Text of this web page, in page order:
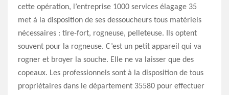
cette opération, l’entreprise 1000 services élagage 35
met à la disposition de ses dessoucheurs tous matériels
nécessaires : tire-fort, rogneuse, pelleteuse. Ils optent
souvent pour la rogneuse. C’est un petit appareil qui va
rogner et broyer la souche. Elle ne va laisser que des
copeaux. Les professionnels sont à la disposition de tous
propriétaires dans le département 35580 pour effectuer